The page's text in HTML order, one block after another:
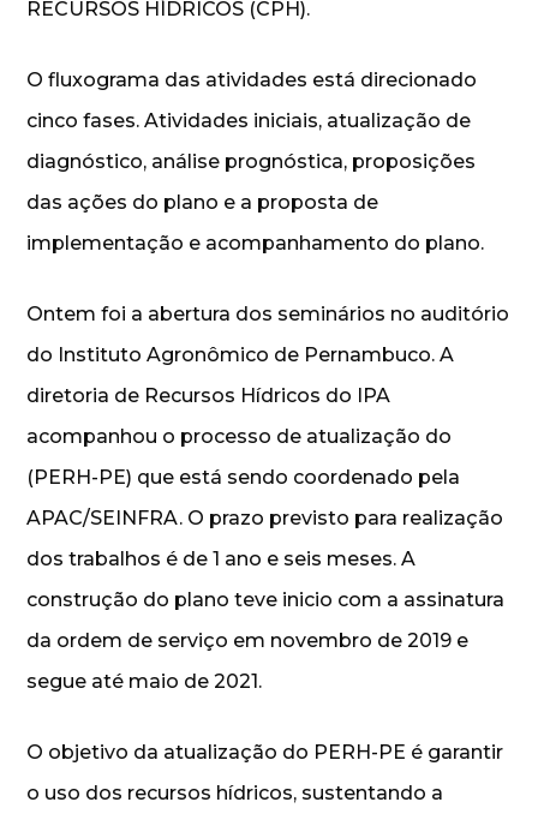
RECURSOS HÍDRICOS (CPH).
O fluxograma das atividades está direcionado
cinco fases. Atividades iniciais, atualização de
diagnóstico, análise prognóstica, proposições
das ações do plano e a proposta de
implementação e acompanhamento do plano.
Ontem foi a abertura dos seminários no auditório
do Instituto Agronômico de Pernambuco. A
diretoria de Recursos Hídricos do IPA
acompanhou o processo de atualização do
(PERH-PE) que está sendo coordenado pela
APAC/SEINFRA. O prazo previsto para realização
dos trabalhos é de 1 ano e seis meses. A
construção do plano teve inicio com a assinatura
da ordem de serviço em novembro de 2019 e
segue até maio de 2021.
O objetivo da atualização do PERH-PE é garantir
o uso dos recursos hídricos, sustentando a